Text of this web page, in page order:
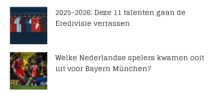
2025-2026: Deze 11 talenten gaan de
Eredivisie verrassen
Welke Nederlandse spelers kwamen ooit
uit voor Bayern München?